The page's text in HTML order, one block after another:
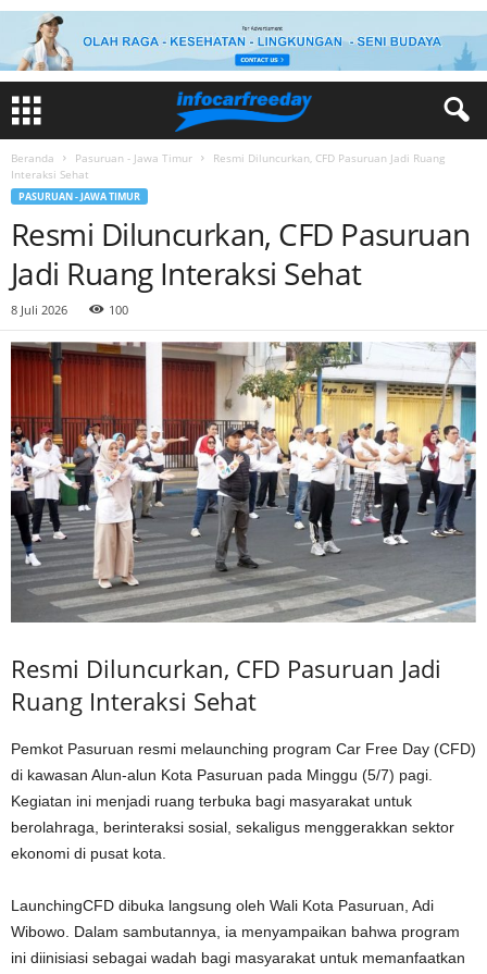
Beranda Pasuruan - Jawa Timur
Resmi Diluncurkan, CFD Pasuruan Jadi Ruang
Interaksi Sehat
PASURUAN - JAWA TIMUR
Resmi Diluncurkan, CFD Pasuruan
Jadi Ruang Interaksi Sehat
8 Juli 2026 100
Resmi Diluncurkan, CFD Pasuruan Jadi
Ruang Interaksi Sehat
Pemkot Pasuruan resmi melaunching program Car Free Day (CFD)
di kawasan Alun-alun Kota Pasuruan pada Minggu (5/7) pagi.
Kegiatan ini menjadi ruang terbuka bagi masyarakat untuk
berolahraga, berinteraksi sosial, sekaligus menggerakkan sektor
ekonomi di pusat kota.
LaunchingCFD dibuka langsung oleh Wali Kota Pasuruan, Adi
Wibowo. Dalam sambutannya, ia menyampaikan bahwa program
ini diinisiasi sebagai wadah bagi masyarakat untuk memanfaatkan